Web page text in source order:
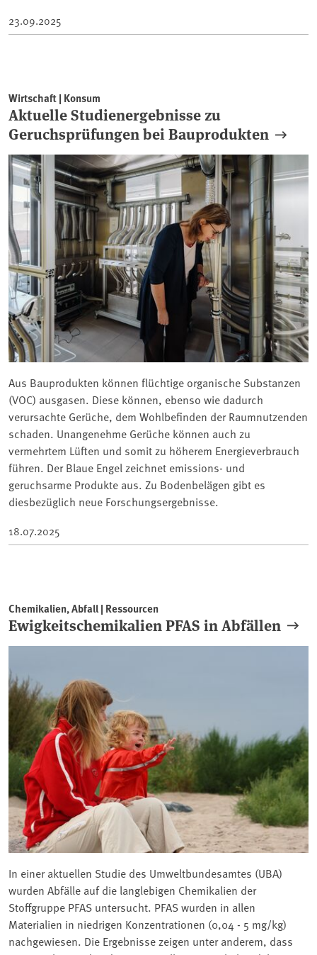
23.09.2025
Wirtschaft | Konsum
Aktuelle Studienergebnisse zu
Geruchsprüfungen bei Bauprodukten
Aus Bauprodukten können flüchtige organische Substanzen
(VOC) ausgasen. Diese können, ebenso wie dadurch
verursachte Gerüche, dem Wohlbefinden der Raumnutzenden
schaden. Unangenehme Gerüche können auch zu
vermehrtem Lüften und somit zu höherem Energieverbrauch
führen. Der Blaue Engel zeichnet emissions- und
geruchsarme Produkte aus. Zu Bodenbelägen gibt es
diesbezüglich neue Forschungsergebnisse.
18.07.2025
Chemikalien, Abfall | Ressourcen
Ewigkeitschemikalien PFAS in Abfällen
In einer aktuellen Studie des Umweltbundesamtes (UBA)
wurden Abfälle auf die langlebigen Chemikalien der
Stoffgruppe PFAS untersucht. PFAS wurden in allen
Materialien in niedrigen Konzentrationen (0,04 - 5 mg/kg)
nachgewiesen. Die Ergebnisse zeigen unter anderem, dass